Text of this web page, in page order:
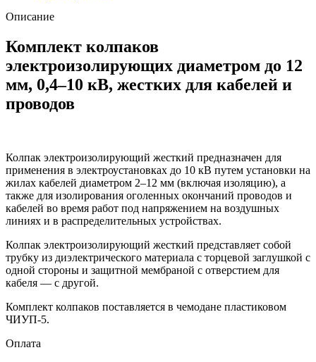
Описание
Комплект колпаков
электроизолирующих диаметром до 12
мм, 0,4–10 кВ, жестких для кабелей и
проводов
Колпак электроизолирующий жесткий предназначен для
применения в электроустановках до 10 кВ путем установки на
жилах кабелей диаметром 2–12 мм (включая изоляцию), а
также для изолирования оголенных окончаний проводов и
кабелей во время работ под напряжением на воздушных
линиях и в распределительных устройствах.
Колпак электроизолирующий жесткий представляет собой
трубку из диэлектрического материала с торцевой заглушкой с
одной стороны и защитной мембраной с отверстием для
кабеля — с другой.
Комплект колпаков поставляется в чемодане пластиковом
ЧИУП-5.
Оплата